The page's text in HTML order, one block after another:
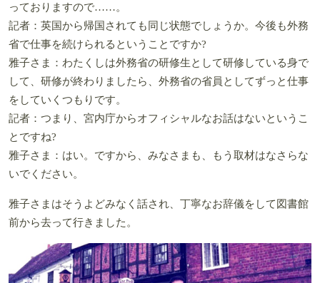
っておりますので……。
記者：英国から帰国されても同じ状態でしょうか。今後も外務
省で仕事を続けられるということですか?
雅子さま：わたくしは外務省の研修生として研修している身で
して、研修が終わりましたら、外務省の省員としてずっと仕事
をしていくつもりです。
記者：つまり、宮内庁からオフィシャルなお話はないというこ
とですね?
雅子さま：はい。ですから、みなさまも、もう取材はなさらな
いでください。
雅子さまはそうよどみなく話され、丁寧なお辞儀をして図書館
前から去って行きました。